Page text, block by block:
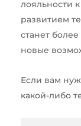
лояльности
развитием
станет
новые
Если вам
какой-либо